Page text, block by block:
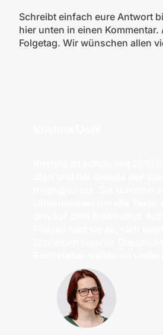
Schreibt einfach eure Antwort
hier unten in einen
Folgetag. Wir wünschen allen